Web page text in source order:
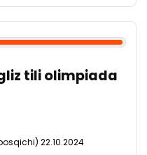
tili olimpiada
22.10.2024